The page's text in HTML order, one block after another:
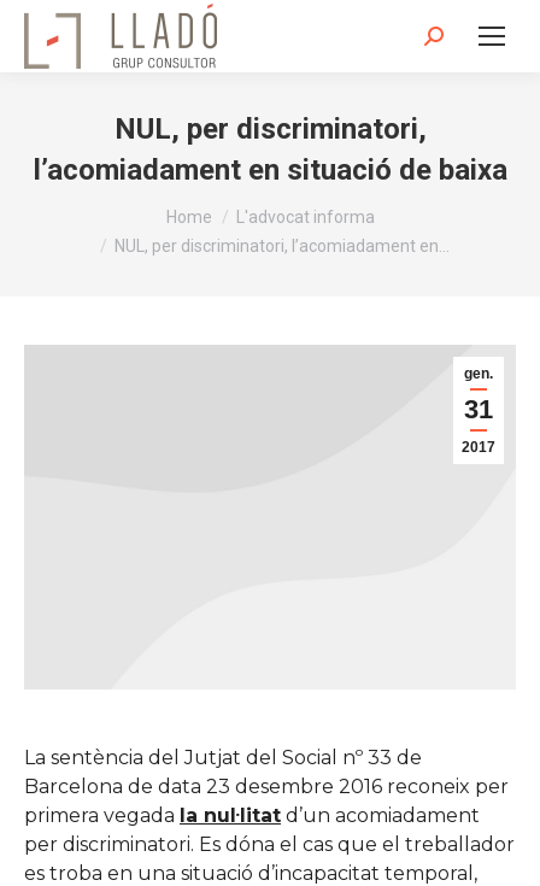
Search:
NUL, per discriminatori,
l’acomiadament en situació de baixa
Home
L'advocat informa
NUL, per discriminatori, l’acomiadament en…
gen.
31
2017
La sentència del Jutjat del Social nº 33 de
Barcelona de data 23 desembre 2016 reconeix per
primera vegada la nul·litat d’un acomiadament
per discriminatori. Es dóna el cas que el treballador
es troba en una situació d’incapacitat temporal,